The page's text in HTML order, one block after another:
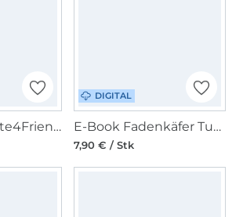
E-Book Schnitte4Friends Selma Tunika/Bluse
DIGITAL
E-Book Fadenkäfer Tunika Bluse Flora
7,90 € / Stk